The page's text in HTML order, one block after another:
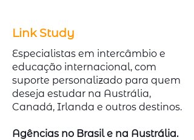
Link Study
Especialistas em intercâmbio e
educação internacional, com
suporte personalizado para quem
deseja estudar na Austrália,
Canadá, Irlanda e outros destinos.
Agências no Brasil e na Austrália.